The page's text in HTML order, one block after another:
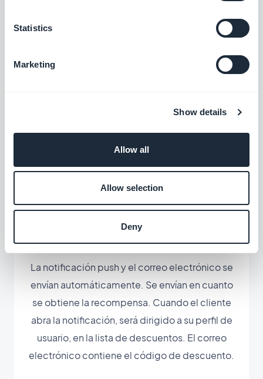
Statistics
Marketing
Show details
Allow all
Allow selection
Deny
recompensa, puedes informarles mediante una
100% personalizables desde tu backoffice.
Podrás crear un mensaje en armonía con tu
La notificación push y el correo electrónico se
envían automáticamente. Se envían en cuanto
se obtiene la recompensa. Cuando el cliente
abra la notificación, será dirigido a su perfil de
usuario, en la lista de descuentos. El correo
electrónico contiene el código de descuento.